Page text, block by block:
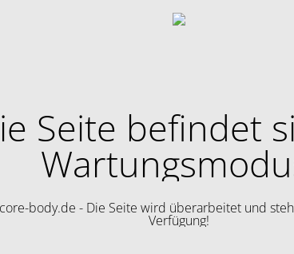
Seite befindet
body.de - Die Seite wird überarbeitet und
Verfügung!